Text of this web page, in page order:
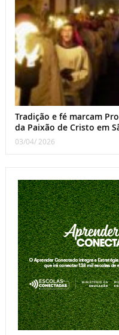
Tradição e fé marcam
da Paixão de Cristo em
03/04/ 2026